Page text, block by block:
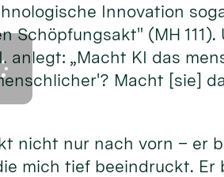
Innovation
Schöpfungsakt" (MH
anlegt: „Macht KI das
Macht [sie]
nicht nur nach vorn – er
mich tief beeindruckt. Er